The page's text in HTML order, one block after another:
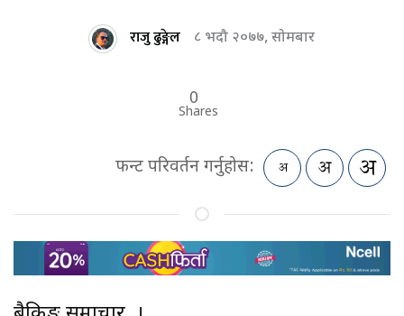
राजु ढुङ्गेल ८ भदौ २०७७, सोमबार
0
Shares
फन्ट परिवर्तन गर्नुहोस: